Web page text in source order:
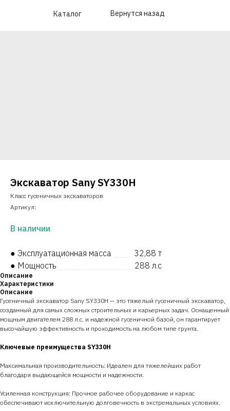
Каталог Вернутся назад
Экскаватор Sany SY330H
Класс гусеничных экскаваторов
Артикул:
В наличии
● Эксплуатационная масса
32,88 т
● Мощность
288 л.с
Описание
Характеристики
Описание
Гусеничный экскаватор Sany SY330H — это тяжелый гусеничный экскаватор,
созданный для самых сложных строительных и карьерных задач. Оснащенный
мощным двигателем 288 л.с. и надежной гусеничной базой, он гарантирует
высочайшую эффективность и проходимость на любом типе грунта.
Ключевые преимущества SY330H
Максимальная производительность: Идеален для тяжелейших работ
благодаря выдающейся мощности и надежности.
Усиленная конструкция: Прочное рабочее оборудование и каркас
обеспечивают исключительную долговечность в экстремальных условиях.